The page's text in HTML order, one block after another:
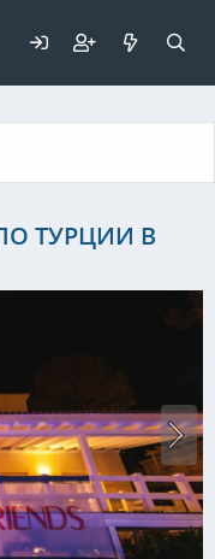
ТУРЦИИ В
предложений по